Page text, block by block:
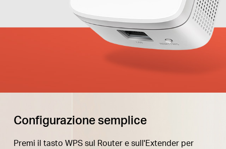
Configurazione semplice
Premi il tasto WPS sul Router e sull'Extender per